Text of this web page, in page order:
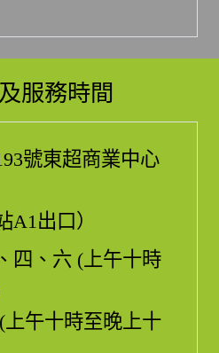
服務時間
號東超商業中心
A1出口）
四、六 (上午十時
午十時至晚上十